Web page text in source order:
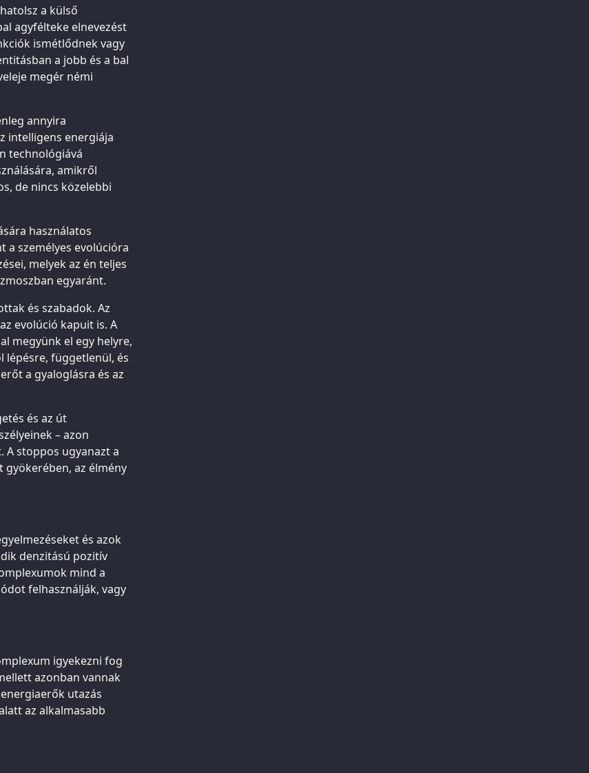
a külső
agyfélteke elnevezést
ismétlődnek vagy
a jobb és a bal
megér némi
annyira
intelligens energiája
technológiává
amikről
de nincs közelebbi
használatos
a személyes evolúcióra
melyek az én teljes
egyaránt.
és szabadok. Az
evolúció kapuit is. A
megyünk el egy helyre,
lépésre, függetlenül, és
a gyaloglásra és az
és az út
– azon
A stoppos ugyanazt a
gyökerében, az élmény
és azok
denzitású pozitív
mind a
felhasználják, vagy
igyekezni fog
azonban vannak
utazás
az alkalmasabb